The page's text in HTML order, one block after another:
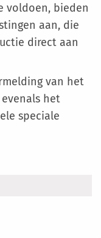
voldoen, bieden
aan, die
direct aan
van het
het
speciale